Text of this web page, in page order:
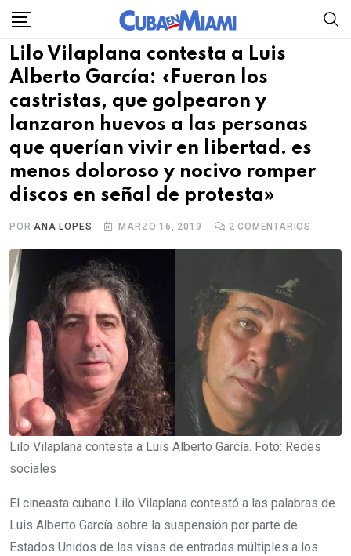
Skip
content
Lilo Vilaplana contesta a Luis
Alberto García: «Fueron los
castristas, que golpearon y
lanzaron huevos a las personas
que querían vivir en libertad. es
menos doloroso y nocivo romper
discos en señal de protesta»
PORANA LOPES MARZO 16, 2019 2 COMENTARIOS
Lilo Vilaplana contesta a Luis Alberto García. Foto: Redes
sociales
El cineasta cubano Lilo Vilaplana contestó a las palabras de
Luis Alberto García sobre la suspensión por parte de
Estados Unidos de las visas de entradas múltiples a los